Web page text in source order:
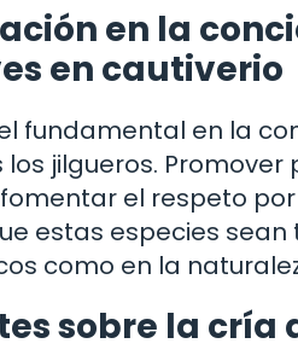
en la
en cautiverio
fundamental en la
los jilgueros.
el respeto
estas especies
como en la
sobre la cría